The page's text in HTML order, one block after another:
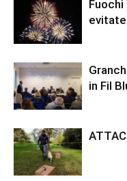
in Fil